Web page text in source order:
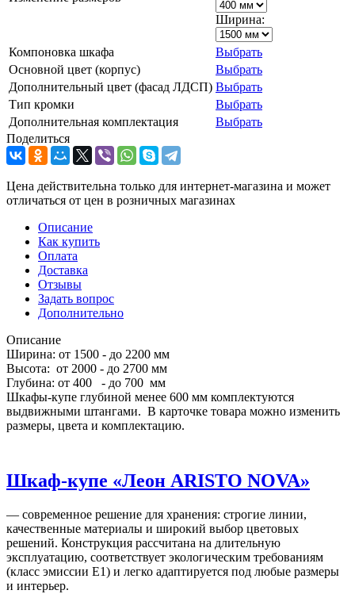
Ширина:
Компоновка шкафа
Выбрать
Основной цвет (корпус)
Выбрать
Дополнительный цвет (фасад ЛДСП) Выбрать
Тип кромки
Выбрать
Дополнительная комплектация
Выбрать
Поделиться
Цена действительна только для интернет-магазина и может
отличаться от цен в розничных магазинах
Описание
Как купить
Оплата
Доставка
Отзывы
Задать вопрос
Дополнительно
Описание
Ширина: от 1500 - до 2200 мм
Высота: от 2000 - до 2700 мм
Глубина: от 400 - до 700 мм
Шкафы-купе глубиной менее 600 мм комплектуются
выдвижными штангами. В карточке товара можно изменить
размеры, цвета и комплектацию.
Шкаф-купе «Леон ARISTO NOVA»
— современное решение для хранения: строгие линии,
качественные материалы и широкий выбор цветовых
решений. Конструкция рассчитана на длительную
эксплуатацию, соответствует экологическим требованиям
(класс эмиссии E1) и легко адаптируется под любые размеры
и интерьер.